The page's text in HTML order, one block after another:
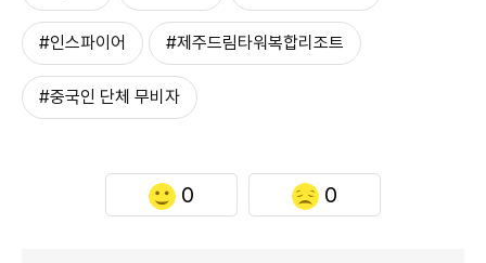
#인스파이어 #제주드림타워복합리조트
#중국인 단체 무비자
0 0